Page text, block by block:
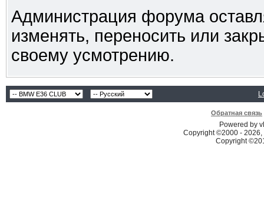
Администрация форума
изменять, переносить или
своему усмотрению.
Обратная связь
Powered by
Copyright ©2000 -
Copyright